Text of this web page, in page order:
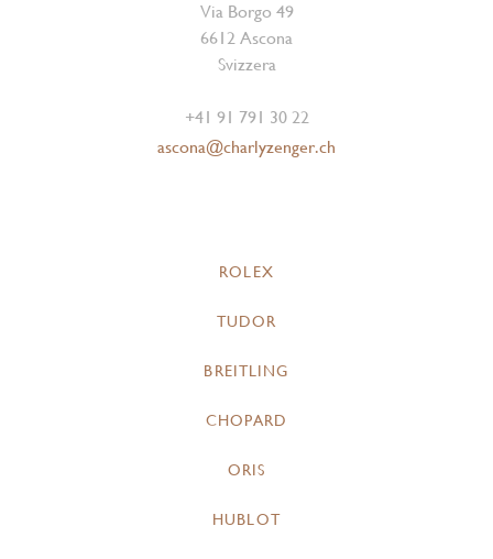
Via Borgo 49
6612 Ascona
Svizzera
+41 91 791 30 22
ascona@charlyzenger.ch
ROLEX
TUDOR
BREITLING
CHOPARD
ORIS
HUBLOT